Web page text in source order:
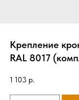
Крепление
RAL 8017
1 103 р.